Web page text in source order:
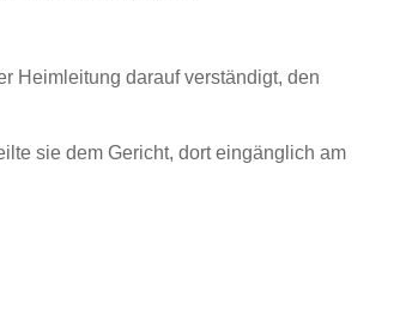
Heimleitung darauf verständigt, den
sie dem Gericht, dort eingänglich am